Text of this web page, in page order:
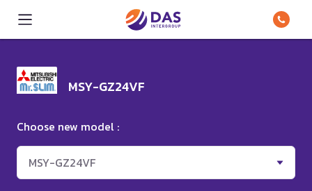
MSY-GZ24VF
Choose new model :
MSY-GZ24VF